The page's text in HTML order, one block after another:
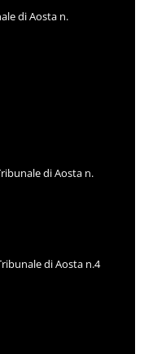
di Aosta n.
di Aosta n.
di Aosta n.4